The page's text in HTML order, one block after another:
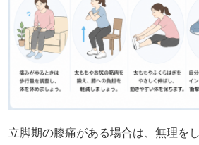
立脚期の膝痛がある場合は、無理を